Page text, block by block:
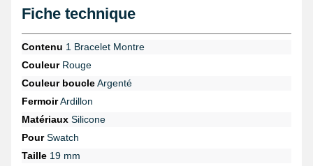
comprend 9 orifices et s'accomode à encore plus de personne.
19 mm en détail
Un bracelet Swatch fatigué exige d'être retiré avec un
de 19 mm et 207 mm de long, le produit est réalisé à l'aide de
silicone. Afin d'empêcher l'ouverture de ce style de bracelet
Fiche technique
Contenu 1 Bracelet Montre
CouleurRouge
Couleur boucleArgenté
FermoirArdillon
Matériaux Silicone
PourSwatch
Taille 19 mm